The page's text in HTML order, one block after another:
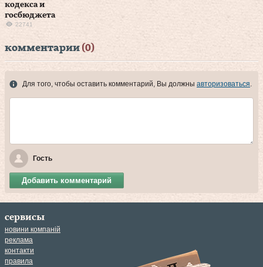
кодекса и
госбюджета
22741
комментарии (0)
Для того, чтобы оставить комментарий, Вы должны авторизоваться.
Гость
Добавить комментарий
сервисы
новини компаній
реклама
контакти
правила